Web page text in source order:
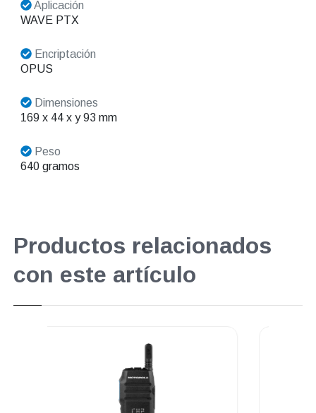
Aplicación
WAVE PTX
Encriptación
OPUS
Dimensiones
169 x 44 x y 93 mm
Peso
640 gramos
Productos relacionados
con este artículo